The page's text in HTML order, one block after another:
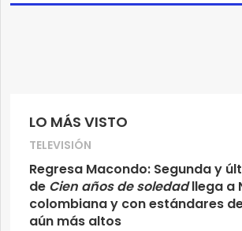
LO MÁS VISTO
TELEVISIÓN
Regresa Macondo: Segunda y
de Cien años de soledadllega a
colombiana y con estándares
aún más altos